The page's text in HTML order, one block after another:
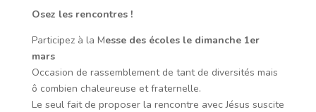
Osez les rencontres !
Participez à la Messe des écoles le dimanche 1er
mars
Occasion de rassemblement de tant de diversités mais
ô combien chaleureuse et fraternelle.
Le seul fait de proposer la rencontre avecJésus suscite